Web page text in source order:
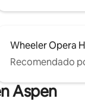
Wheeler Opera
Recomendado
Aspen